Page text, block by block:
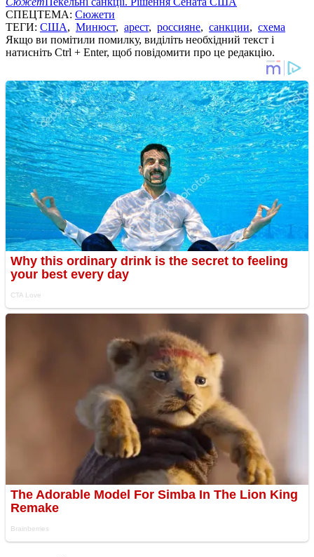
СПЕЦТЕМА: Сюжети
ТЕГИ: США, Минюст, арест, россияне, санкции, схема
Якщо ви помітили помилку, виділіть необхідний текст і
натисніть Ctrl + Enter, щоб повідомити про це редакцію.